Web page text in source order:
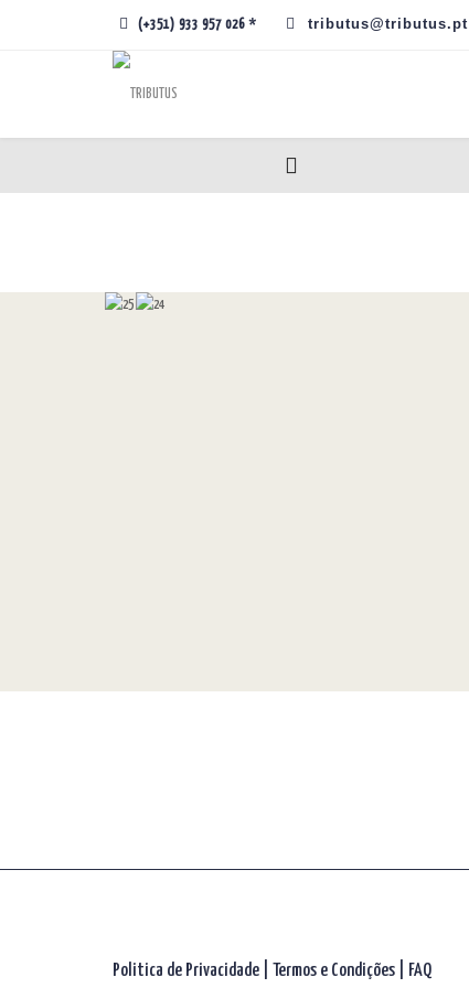
(+351) 933 957 026 * tributus@tributus.pt
Politica de Privacidade Termos e Condições FAQ